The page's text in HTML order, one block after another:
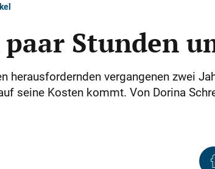
Stunden
herausfordernden vergangenen zwei
seine Kosten kommt. Von Dorina